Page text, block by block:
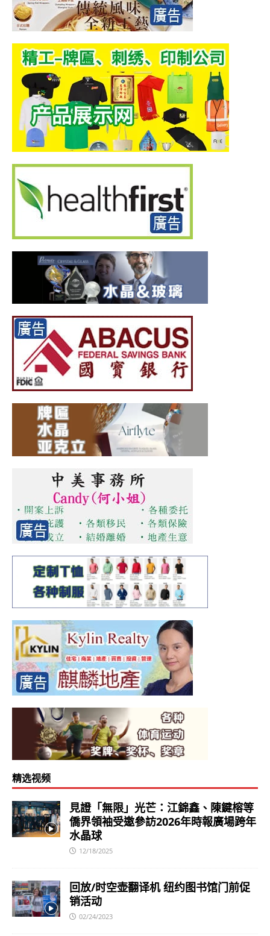
精选视频
見證「無限」光芒：江錦鑫、陳鍵榕等
僑界領袖受邀參訪2026年時報廣場跨年
水晶球
12/18/2025
回放/时空壶翻译机 纽约图书馆门前促
销活动
02/24/2023